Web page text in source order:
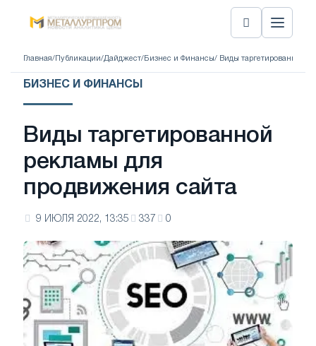
Главная/ Публикации/Дайджест/ Бизнес и Финансы/ Виды таргетированной
БИЗНЕС И ФИНАНСЫ
Виды таргетированной
рекламы для
продвижения сайта
9 ИЮЛЯ 2022, 13:35 337 0